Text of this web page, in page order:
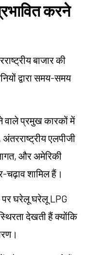
करने
बाजार की
द्वारा समय-समय
वाले प्रमुख कारकों में
एलपीजी
और अमेरिकी
चढ़ाव शामिल हैं।
पर घरेलू घरेलू LPG
देखती हैं क्योंकि